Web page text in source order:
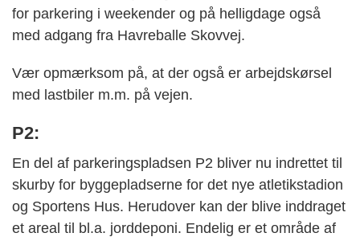
for parkering i weekender og på helligdage også
med adgang fra Havreballe Skovvej.
Vær opmærksom på, at der også er arbejdskørsel
med lastbiler m.m. på vejen.
P2:
En del af parkeringspladsen P2 bliver nu indrettet til
skurby for byggepladserne for det nye atletikstadion
og Sportens Hus. Herudover kan der blive inddraget
et areal til bl.a. jorddeponi. Endelig er et område af